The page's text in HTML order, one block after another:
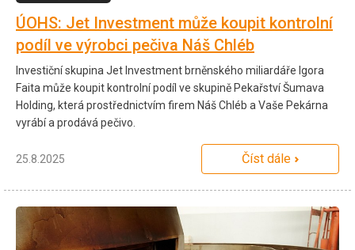
ÚOHS: Jet Investment může koupit kontrolní
podíl ve výrobci pečiva Náš Chléb
Investiční skupina Jet Investment brněnského miliardáře Igora
Faita může koupit kontrolní podíl ve skupině Pekařství Šumava
Holding, která prostřednictvím firem Náš Chléb a Vaše Pekárna
vyrábí a prodává pečivo.
25.8.2025 Číst dále